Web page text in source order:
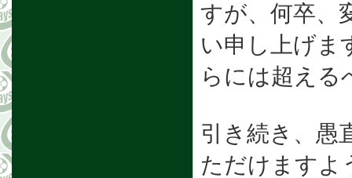
すが、何卒、
い申し上げま
らには超える
引き続き、愚
ただけますよ